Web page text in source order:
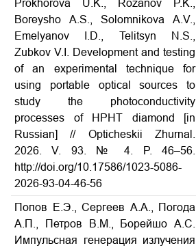
Prokhorova U.K., Rozanov P.K.,
Boreysho A.S., Solomnikova A.V.,
Emelyanov I.D., Telitsyn N.S.,
Zubkov V.I. Development and testing
of an experimental technique for
using portable optical sources to
study the photoconductivity
processes of HPHT diamond [in
Russian] // Opticheskii Zhurnal.
2026. V. 93. № 4. P. 46–56.
http://doi.org/10.17586/1023-5086-
2026-93-04-46-56
Попов Е.Э., Сергеев А.А., Погода
А.П., Петров В.М., Борейшо А.С.
Импульсная генерация излучения